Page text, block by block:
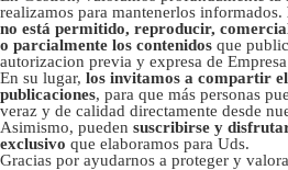
realizamos para mantenerlos informados.
no está permitido, reproducir,
o parcialmente los contenidos que
autorizacion previa y expresa de
En su lugar, los invitamos a compartir el
publicaciones, para que más personas
veraz y de calidad directamente desde
Asimismo, pueden suscribirse y
exclusivo que elaboramos para Uds.
Gracias por ayudarnos a proteger y